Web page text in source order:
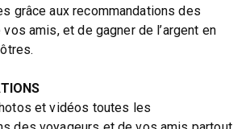
grâce aux recommandations des
amis, et de gagner de l’argent en
et vidéos toutes les